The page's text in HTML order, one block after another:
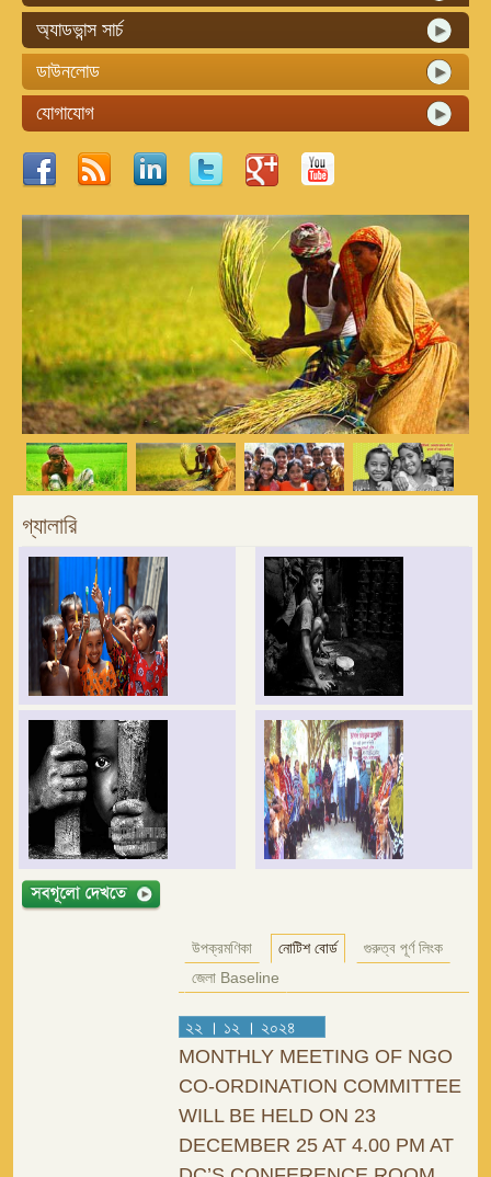
অ্যাডভান্স সার্চ
ডাউনলোড
যোগাযোগ
গ্যালারি
উপক্রমণিকা নোটিশ বোর্ড
গুরুত্ব পূর্ণ লিংক
জেলা Baseline
২২ । ১২ । ২০২৪
MONTHLY MEETING OF NGO
CO-ORDINATION COMMITTEE
WILL BE HELD ON 23
DECEMBER 25 AT 4.00 PM AT